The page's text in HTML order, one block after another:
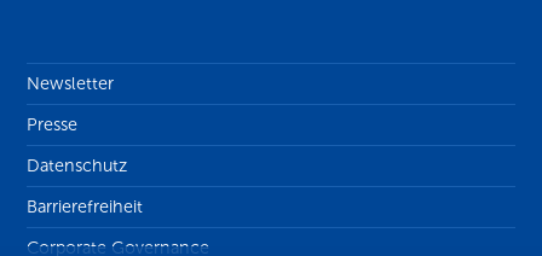
Newsletter
Presse
Datenschutz
Barrierefreiheit
Corporate Governance